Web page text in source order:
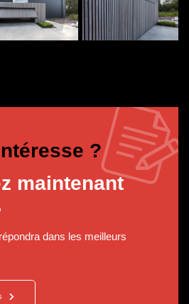
?
maintenant
dans les meilleurs